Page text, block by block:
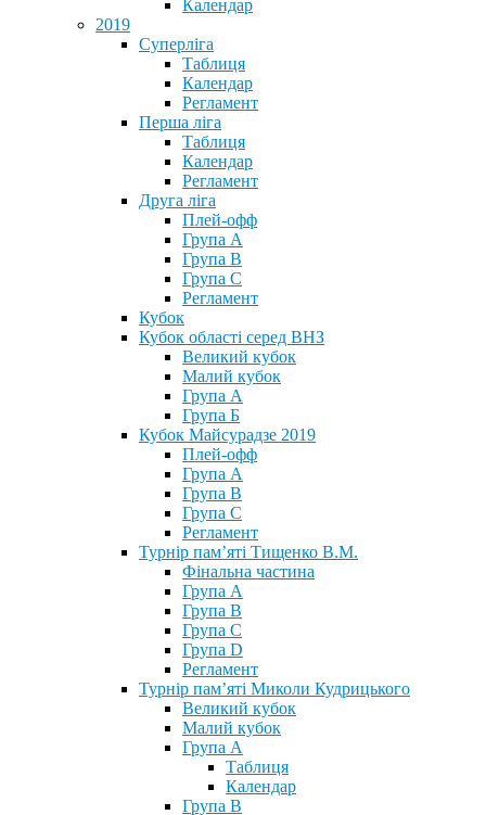
Календар
2019
Суперліга
Таблиця
Календар
Регламент
Перша ліга
Таблиця
Календар
Регламент
Друга ліга
Плей-офф
Група А
Група В
Група С
Регламент
Кубок
Кубок області серед ВНЗ
Великий кубок
Малий кубок
Група А
Група Б
Кубок Майсурадзе 2019
Плей-офф
Група А
Група В
Група С
Регламент
Турнір пам’яті Тищенко В.М.
Фінальна частина
Група А
Група В
Група С
Група D
Регламент
Турнір пам’яті Миколи Кудрицького
Великий кубок
Малий кубок
Група А
Таблиця
Календар
Група В